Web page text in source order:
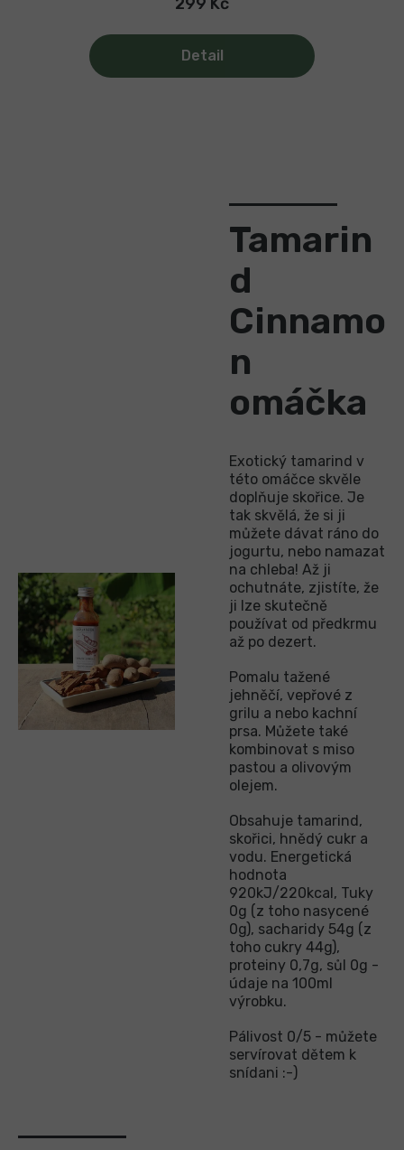
Detail
Tamarin
d
Cinnamo
n
omáčka
Exotický tamarind v
této omáčce skvěle
doplňuje skořice. Je
tak skvělá, že si ji
můžete dávat ráno do
jogurtu, nebo namazat
na chleba! Až ji
ochutnáte, zjistíte, že
ji lze skutečně
používat od předkrmu
až po dezert.
Pomalu tažené
jehněčí, vepřové z
grilu a nebo kachní
prsa. Můžete také
kombinovat s miso
pastou a olivovým
olejem.
Obsahuje tamarind,
skořici, hnědý cukr a
vodu. Energetická
hodnota
920kJ/220kcal, Tuky
0g (z toho nasycené
0g), sacharidy 54g (z
toho cukry 44g),
proteiny 0,7g, sůl 0g -
údaje na 100ml
výrobku.
Pálivost 0/5 - můžete
servírovat dětem k
snídani :-)